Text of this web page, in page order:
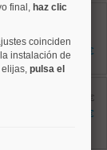
425.000 €
antes 787.000 €
730.000 €
final, haz clic
coinciden
instalación de
elijas, pulsa el